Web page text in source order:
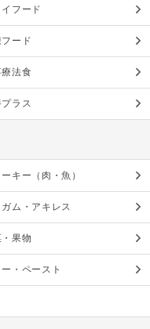
イフード
ード
法食
ラス
キー（肉・魚）
ム・アキレス
果物
・ペースト